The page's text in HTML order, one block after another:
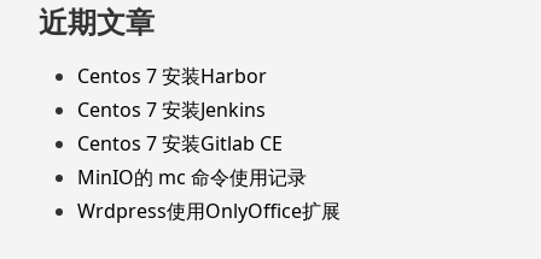
近期文章
Centos 7 安装Harbor
Centos 7 安装Jenkins
Centos 7 安装Gitlab CE
MinIO的 mc 命令使用记录
Wrdpress使用OnlyOffice扩展